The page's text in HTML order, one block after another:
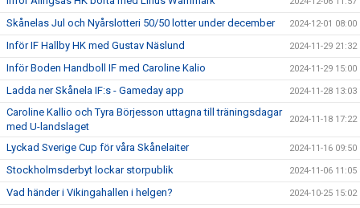
Skånelas Jul och Nyårslotteri 50/50 lotter under december 2024-12-01 08:00
Inför IF Hallby HK med Gustav Näslund 2024-11-29 21:32
Inför Boden Handboll IF med Caroline Kalio 2024-11-29 15:00
Ladda ner Skånela IF:s - Gameday app 2024-11-28 13:03
Caroline Kallio och Tyra Börjesson uttagna till träningsdagar
med U-landslaget
2024-11-18 17:22
Lyckad Sverige Cup för våra Skånelaiter 2024-11-16 09:50
Stockholmsderbyt lockar storpublik 2024-11-06 11:05
Vad händer i Vikingahallen i helgen? 2024-10-25 15:02